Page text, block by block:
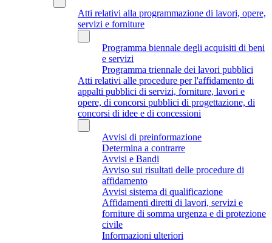
Atti relativi alla programmazione di lavori, opere,
servizi e forniture
Programma biennale degli acquisiti di beni
e servizi
Programma triennale dei lavori pubblici
Atti relativi alle procedure per l'affidamento di
appalti pubblici di servizi, forniture, lavori e
opere, di concorsi pubblici di progettazione, di
concorsi di idee e di concessioni
Avvisi di preinformazione
Determina a contrarre
Avvisi e Bandi
Avviso sui risultati delle procedure di
affidamento
Avvisi sistema di qualificazione
Affidamenti diretti di lavori, servizi e
forniture di somma urgenza e di protezione
civile
Informazioni ulteriori